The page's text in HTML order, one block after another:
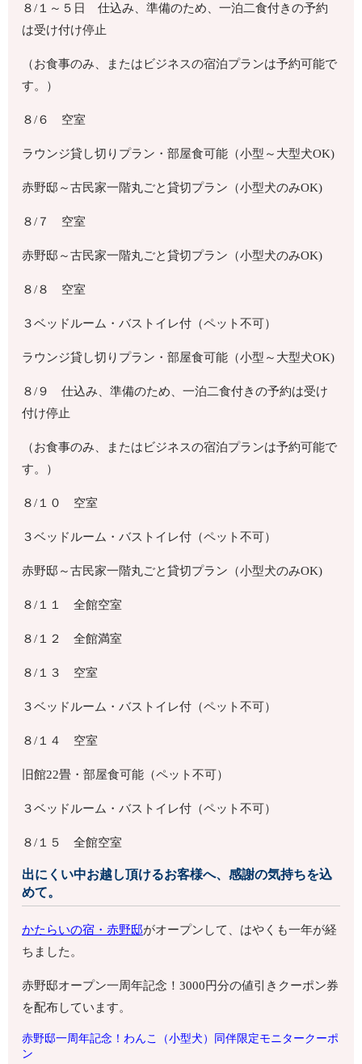
８/１～５日 仕込み、準備のため、一泊二食付きの予約
は受け付け停止
（お食事のみ、またはビジネスの宿泊プランは予約可能で
す。）
８/６ 空室
ラウンジ貸し切りプラン ・部屋食可能 （小型～大型犬OK)
赤野邸～古民家一階丸ごと貸切プラン（小型犬のみOK)
８/７ 空室
赤野邸～古民家一階丸ごと貸切プラン（小型犬のみOK)
８/８ 空室
３ベッドルーム・バストイレ付（ペット不可）
ラウンジ貸し切りプラン・部屋食可能（小型～大型犬OK)
８/９ 仕込み、準備のため、一泊二食付きの予約は受け
付け停止
（お食事のみ、またはビジネスの宿泊プランは予約可能で
す。）
８/１０ 空室
３ベッドルーム・バストイレ付（ペット不可）
赤野邸～古民家一階丸ごと貸切プラン（小型犬のみOK)
８/１１ 全館空室
８/１２ 全館満室
８/１３ 空室
３ベッドルーム・バストイレ付（ペット不可）
８/１４ 空室
旧館22畳・部屋食可能（ペット不可）
３ベッドルーム・バストイレ付（ペット不可）
８/１５ 全館空室
出にくい中お越し頂けるお客様へ、感謝の気持ちを込
めて。
かたらいの宿・赤野邸がオープンして、はやくも一年が経
ちました。
赤野邸オープン一周年記念！3000円分の値引きクーポン券
を配布しています。
赤野邸一周年記念！わんこ（小型犬）同伴限定モニタークーポ
ン